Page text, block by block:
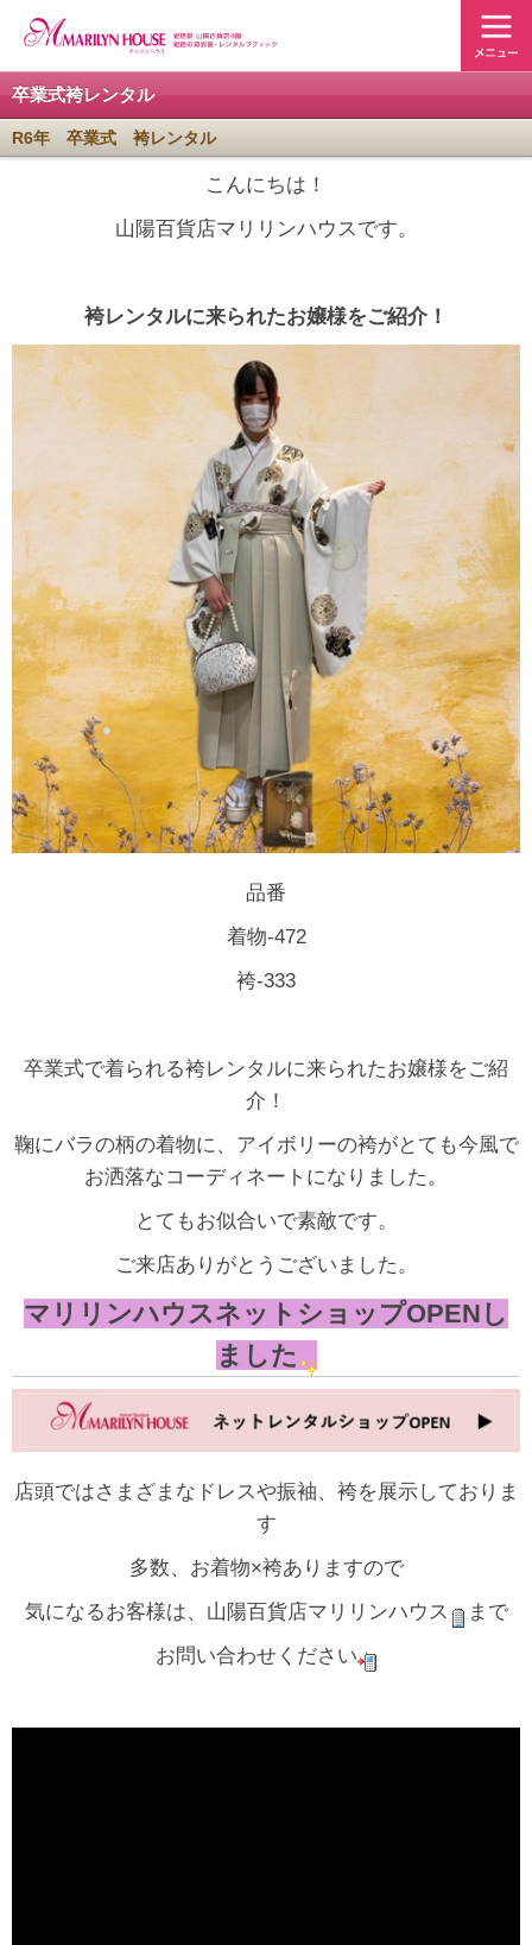
卒業式袴レンタル
R6年 卒業式 袴レンタル
こんにちは！
山陽百貨店マリリンハウスです。
袴レンタルに来られたお嬢様をご紹介！
品番
着物-472
袴-333
卒業式で着られる袴レンタルに来られたお嬢様をご紹
介！
鞠にバラの柄の着物に、アイボリーの袴がとても今風で
お洒落なコーディネートになりました。
とてもお似合いで素敵です。
ご来店ありがとうございました。
マリリンハウスネットショップOPENし
ました
店頭ではさまざまなドレスや振袖、袴を展示しておりま
す
多数、お着物×袴ありますので
気になるお客様は、山陽百貨店マリリンハウス
まで
お問い合わせください